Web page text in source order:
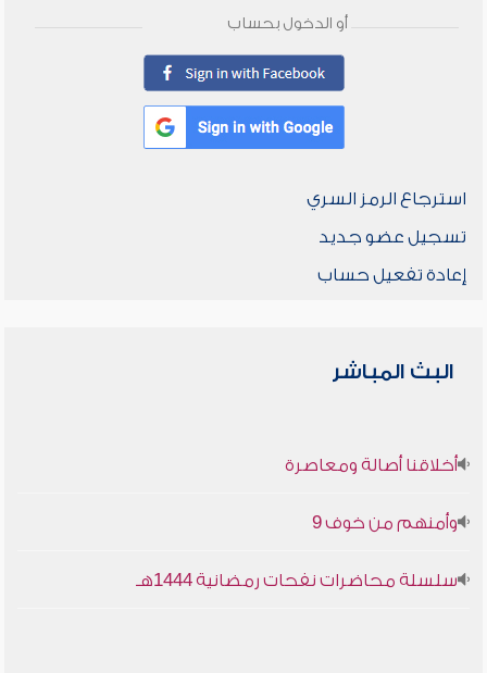
أو الدخول بحساب
استرجاع الرمز السري
تسجيل عضو جديد
إعادة تفعيل حساب
البث المباشر
أخلاقنا أصالة ومعاصرة
وأمنهم من خوف 9
سلسلة محاضرات نفحات رمضانية 1444هـ